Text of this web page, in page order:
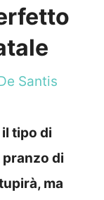
Santis
tipo di
di
ma